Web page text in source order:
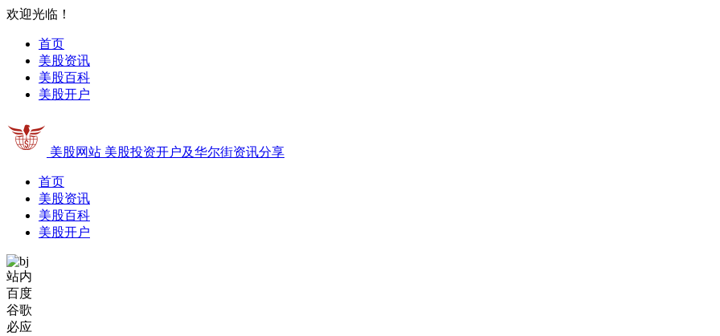
欢迎光临！
首页
美股资讯
美股百科
美股开户
美股网站 美股投资开户及华尔街资讯分享
首页
美股资讯
美股百科
美股开户
站内
百度
谷歌
必应